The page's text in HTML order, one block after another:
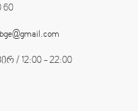
60
/ 12:00 - 22:00